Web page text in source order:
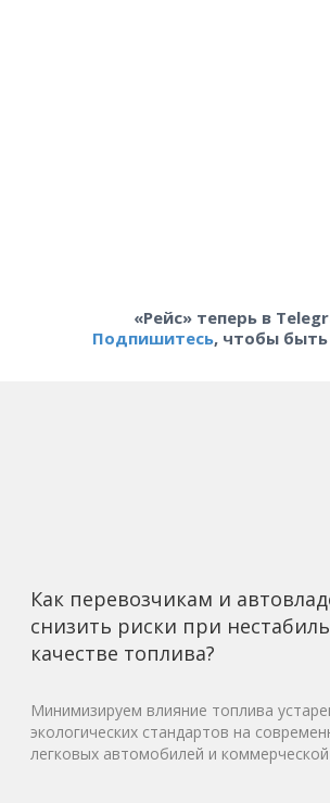
«Рейс» теперь в
Подпишитесь, чтобы быть
Как перевозчикам и
снизить риски при
качестве топлива?
Минимизируем влияние топлива
экологических стандартов на
легковых автомобилей и коммерческой